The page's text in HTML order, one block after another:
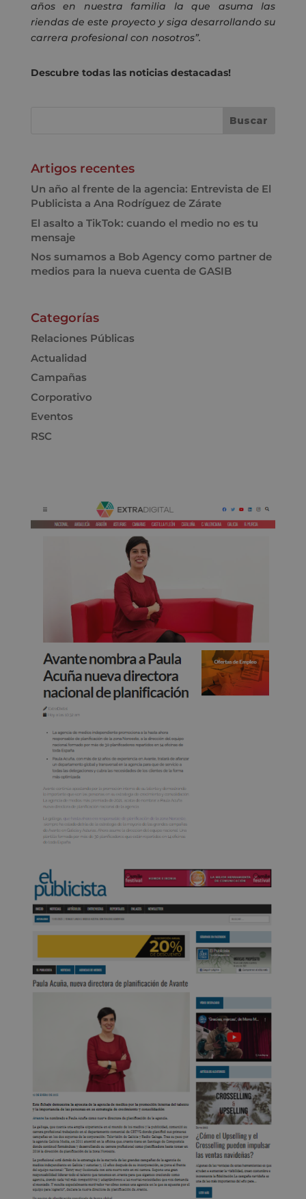
años en nuestra familia la que asuma las
riendas de este proyecto y siga desarrollando su
carrera profesional con nosotros”.
Descubre todas las noticias destacadas!
Artigos recentes
Un año al frente de la agencia: Entrevista de El
Publicista a Ana Rodríguez de Zárate
El asalto a TikTok: cuando el medio no es tu
mensaje
Nos sumamos a Bob Agency como partner de
medios para la nueva cuenta de GASIB
Categorías
Relaciones Públicas
Actualidad
Campañas
Corporativo
Eventos
RSC